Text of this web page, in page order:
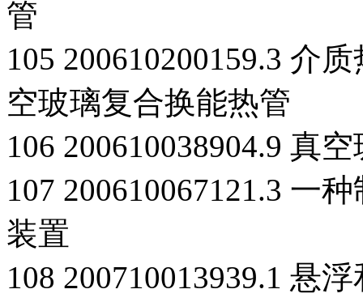
管
105 200610200159.3 介
空玻璃复合换能热管
106 200610038904.9 真
107 200610067121.3 一
装置
108 200710013939.1 悬